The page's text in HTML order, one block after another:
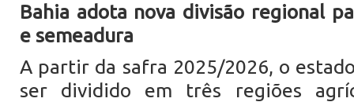
Bahia adota nova divisão regional
e semeadura
A partir da safra 2025/2026, o
ser dividido em três regiões